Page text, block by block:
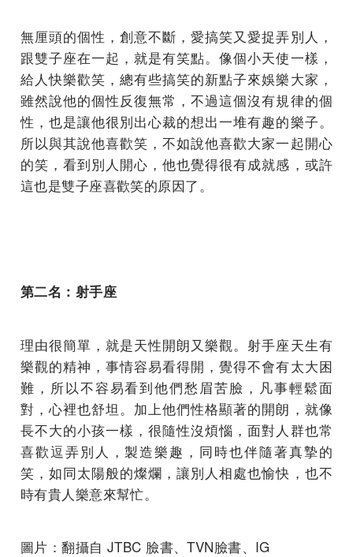
無厘頭的個性，創意不斷，愛搞笑又愛捉弄別人，
跟雙子座在一起，就是有笑點。像個小天使一樣，
給人快樂歡笑，總有些搞笑的新點子來娛樂大家，
雖然說他的個性反復無常，不過這個沒有規律的個
性，也是讓他很別出心裁的想出一堆有趣的樂子。
所以與其說他喜歡笑，不如說他喜歡大家一起開心
的笑，看到別人開心，他也覺得很有成就感，或許
這也是雙子座喜歡笑的原因了。
第二名：射手座
理由很簡單，就是天性開朗又樂觀。射手座天生有
樂觀的精神，事情容易看得開，覺得不會有太大困
難，所以不容易看到他們愁眉苦臉，凡事輕鬆面
對，心裡也舒坦。加上他們性格顯著的開朗，就像
長不大的小孩一樣，很隨性沒煩惱，面對人群也常
喜歡逗弄別人，製造樂趣，同時也伴隨著真摯的
笑，如同太陽般的燦爛，讓別人相處也愉快，也不
時有貴人樂意來幫忙。
圖片：翻攝自 JTBC 臉書、TVN臉書、IG